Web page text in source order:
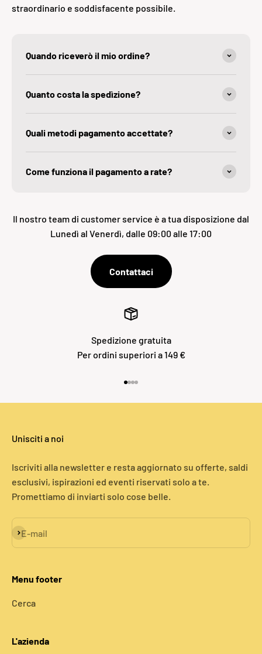
straordinario e soddisfacente possibile.
Quando riceverò il mio ordine?
Quanto costa la spedìzione?
Quali metodi pagamento accettate?
Come funziona il pagamento a rate?
Il nostro team di customer service è a tua disposizione dal
Lunedì al Venerdì, dalle 09:00 alle 17:00
Contattaci
Spedizione gratuita
Per ordini superiori a 149 €
Unisciti a noi
Iscriviti alla newsletter e resta aggiornato su offerte, saldi
esclusivi, ispirazioni ed eventi riservati solo a te.
Promettiamo di inviarti solo cose belle.
E-mail
Iscriviti alla newsletter
Menu footer
Cerca
L'azienda